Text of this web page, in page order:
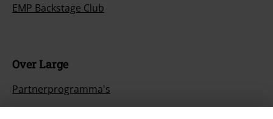
EMP Backstage Club
Over Large
Partnerprogramma's